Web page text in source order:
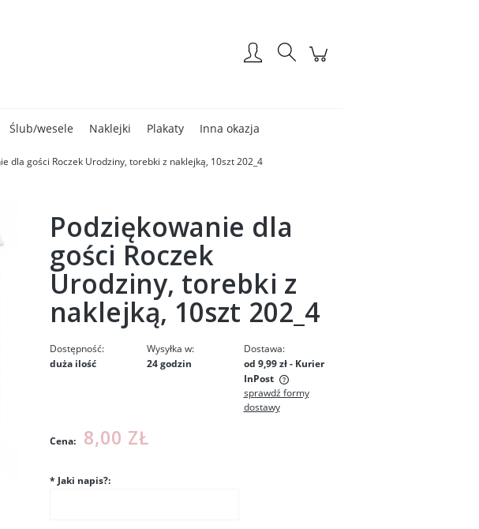
Ślub/wesele Naklejki Plakaty Inna okazja
dla gości Roczek Urodziny, torebki z naklejką, 10szt 202_4
Podziękowanie dla
gości Roczek
Urodziny, torebki z
naklejką, 10szt 202_4
Dostępność:
duża ilość
Wysyłka w:
24 godzin
Dostawa:
od 9,99 zł - Kurier
InPost
kosztów płatności
sprawdź formy
dostawy
Cena: 8,00 ZŁ
* Jaki napis?: